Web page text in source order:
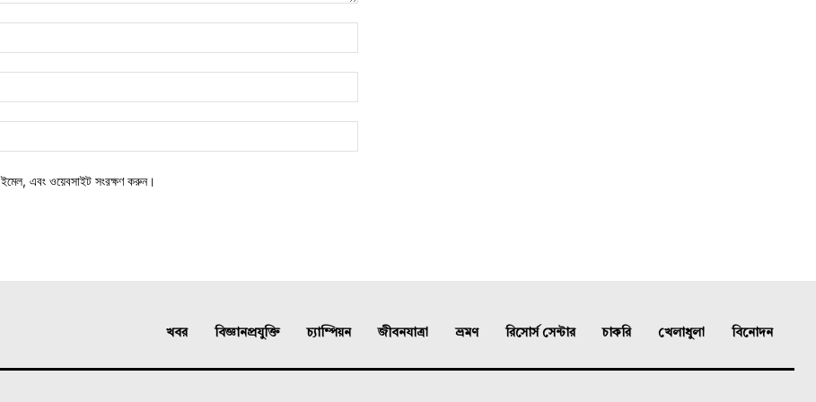
এবং ওয়েবসাইট সংরক্ষণ করুন।
খবর বিজ্ঞানপ্রযুক্তি চ্যাম্পিয়ন জীবনযাত্রা ভ্রমণ রিসোর্স সেন্টার চাকরি খেলাধুলা বিনোদন